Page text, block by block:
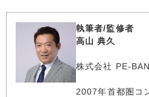
執筆者/監修者
高山 典久
株式会社 PE-
2007年首都圏コ